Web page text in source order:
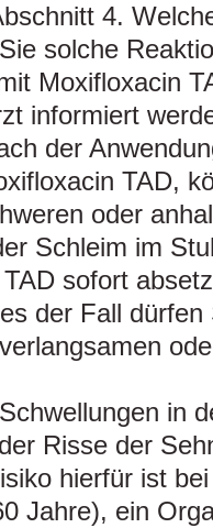
4.
solche
Moxifloxacin
informiert
der
TAD,
oder
Schleim im
sofort
der Fall
in
Risse der
hierfür ist
Jahre), ein